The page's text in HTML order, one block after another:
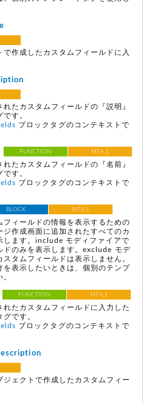
で作成したカスタムフィールドに入
たカスタムフィールドの『説明』
す。
ブロックタグのコンテキストで
FUNCTION MT4.1
たカスタムフィールドの『名前』
す。
ブロックタグのコンテキストで
BLOCK MT4.1
ィールドの情報を表示するための
作成画面に追加されたすべてのカ
します。include モディファイアで
ドのみを表示します。exclude モデ
タムフィールドは表示しません。
表示したいときは、個別のテンプ
FUNCTION MT4.1
たカスタムフィールドに入力した
です。
ブロックタグのコンテキストで
ジェクトで作成したカスタムフィー